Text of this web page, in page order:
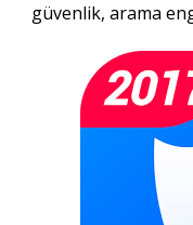
güvenlik, arama